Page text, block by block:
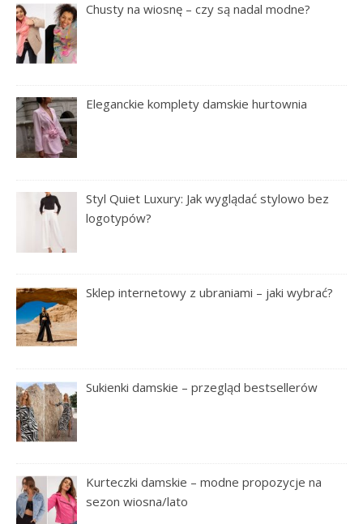
Chusty na wiosnę – czy są nadal modne?
Eleganckie komplety damskie hurtownia
Styl Quiet Luxury: Jak wyglądać stylowo bez
logotypów?
Sklep internetowy z ubraniami – jaki wybrać?
Sukienki damskie – przegląd bestsellerów
Kurteczki damskie – modne propozycje na
sezon wiosna/lato